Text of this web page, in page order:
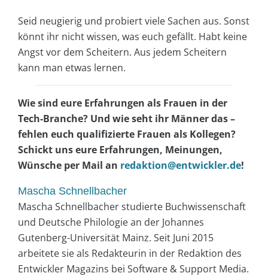
Seid neugierig und probiert viele Sachen aus. Sonst
könnt ihr nicht wissen, was euch gefällt. Habt keine
Angst vor dem Scheitern. Aus jedem Scheitern
kann man etwas lernen.
Wie sind eure Erfahrungen als Frauen in der
Tech-Branche? Und wie seht ihr Männer das –
fehlen euch qualifizierte Frauen als Kollegen?
Schickt uns eure Erfahrungen, Meinungen,
Wünsche per Mail an redaktion@entwickler.de!
Mascha Schnellbacher
Mascha Schnellbacher studierte Buchwissenschaft
und Deutsche Philologie an der Johannes
Gutenberg-Universität Mainz. Seit Juni 2015
arbeitete sie als Redakteurin in der Redaktion des
Entwickler Magazins bei Software & Support Media.